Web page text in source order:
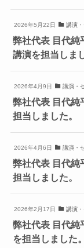
2026年5月22日 講演
弊社代表 目代純
講演を担当しま
2026年4月9日 講演・
弊社代表 目代純
担当しました。
2026年4月6日 講演・
弊社代表 目代純
担当しました。
2026年2月17日 講演
弊社代表 目代純
を担当しました。